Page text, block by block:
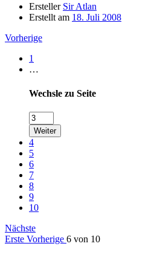
Ersteller Sir Atlan
Erstellt am 18. Juli 2008
Vorherige
1
…
Wechsle zu Seite
Weiter
4
5
6
7
8
9
10
Nächste
Erste Vorherige 6 von 10